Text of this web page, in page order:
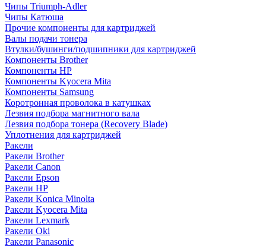
Чипы Triumph-Adler
Чипы Катюша
Прочие компоненты для картриджей
Валы подачи тонера
Втулки/бушинги/подшипники для картриджей
Компоненты Brother
Компоненты HP
Компоненты Kyocera Mita
Компоненты Samsung
Коротронная проволока в катушках
Лезвия подбора магнитного вала
Лезвия подбора тонера (Recovery Blade)
Уплотнения для картриджей
Ракели
Ракели Brother
Ракели Canon
Ракели Epson
Ракели HP
Ракели Konica Minolta
Ракели Kyocera Mita
Ракели Lexmark
Ракели Oki
Ракели Panasonic